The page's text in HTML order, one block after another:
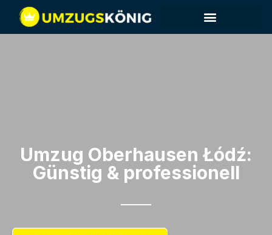
Umzug Oberhausen​ Łódź:
Günstig & professionell​